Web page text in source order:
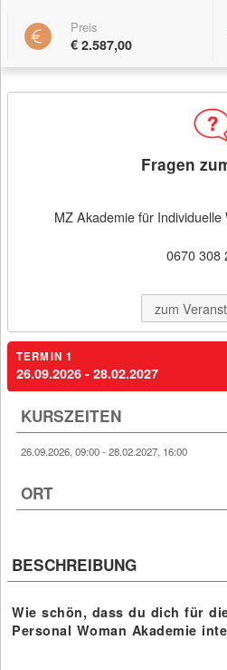
Preis
€ 2.587,00
Fragen
MZ Akademie für
0670 308
zum
TERMIN 1
26.09.2026 - 28.02.2027
KURSZEITEN
26.09.2026, 09:00 - 28.02.2027, 16:00
ORT
BESCHREIBUNG
Wie schön, dass du dich für
Personal Woman Akademie
Dipl. Woman
26.09.2026 - 28.02.2027
1100 Wien